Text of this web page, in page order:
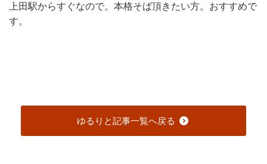
上田駅からすぐなので。本格そば頂きたい方。おすすめで
す。
ゆるりと記事一覧へ戻る